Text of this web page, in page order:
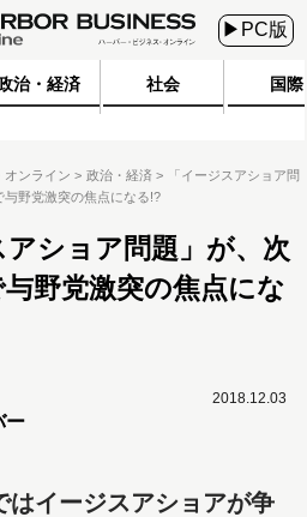
▶PC版
治・経済 社会 国際
オンライン 政治・経済
「イージスアショア問
与野党激突の焦点になる!?
アショア問題」が、次
野党激突の焦点にな
ー
2018.12.03
はイージスアショアが争